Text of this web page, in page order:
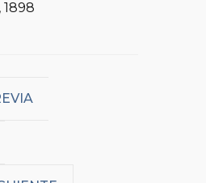
, 1898